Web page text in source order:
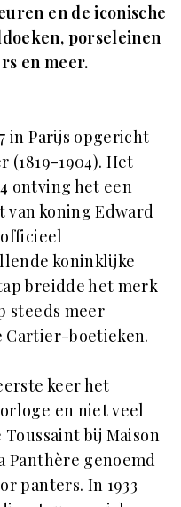
en de iconische
porseleinen
en meer.
in Parijs opgericht
1904). Het
ontving het een
koning Edward
koninklijke
breidde het merk
steeds meer
boetieken.
keer het
en niet veel
Toussaint bij Maison
Panthère genoemd
panters. In 1933